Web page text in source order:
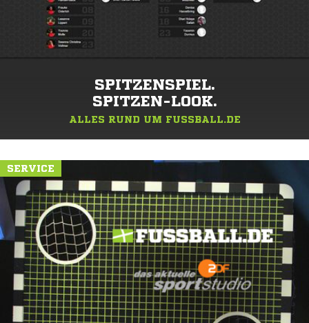
SPITZENSPIEL.
SPITZEN-LOOK.
ALLES RUND UM FUSSBALL.DE
SERVICE